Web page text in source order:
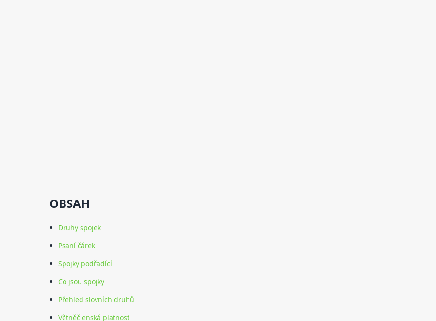
OBSAH
Druhy spojek
Psaní čárek
Spojky podřadící
Co jsou spojky
Přehled slovních druhů
Větněčlenská platnost